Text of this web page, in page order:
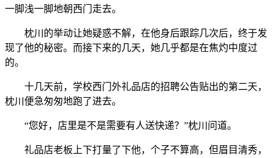
一脚浅一脚地朝西门走去。
枕川的举动让她疑惑不解，在他身后跟踪几次后，终于发
现了他的秘密。而接下来的几天，她几乎都是在焦灼中度过
的。
十几天前，学校西门外礼品店的招聘公告贴出的第二天，
枕川便急匆匆地跑了进去。
“您好，店里是不是需要有人送快递？”枕川问道。
礼品店老板上下打量了下他，个子不算高，但眉目清秀，